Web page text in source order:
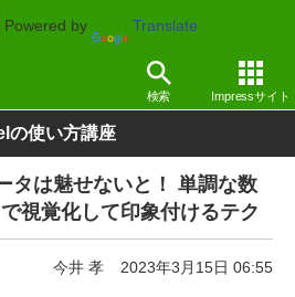
Powered by Translate
検索 Impressサイト
ント Windows
の使い方講座
タは魅せないと！ 単調な数
視覚化して印象付けるテク
今井 孝 2023年3月15日 06:55